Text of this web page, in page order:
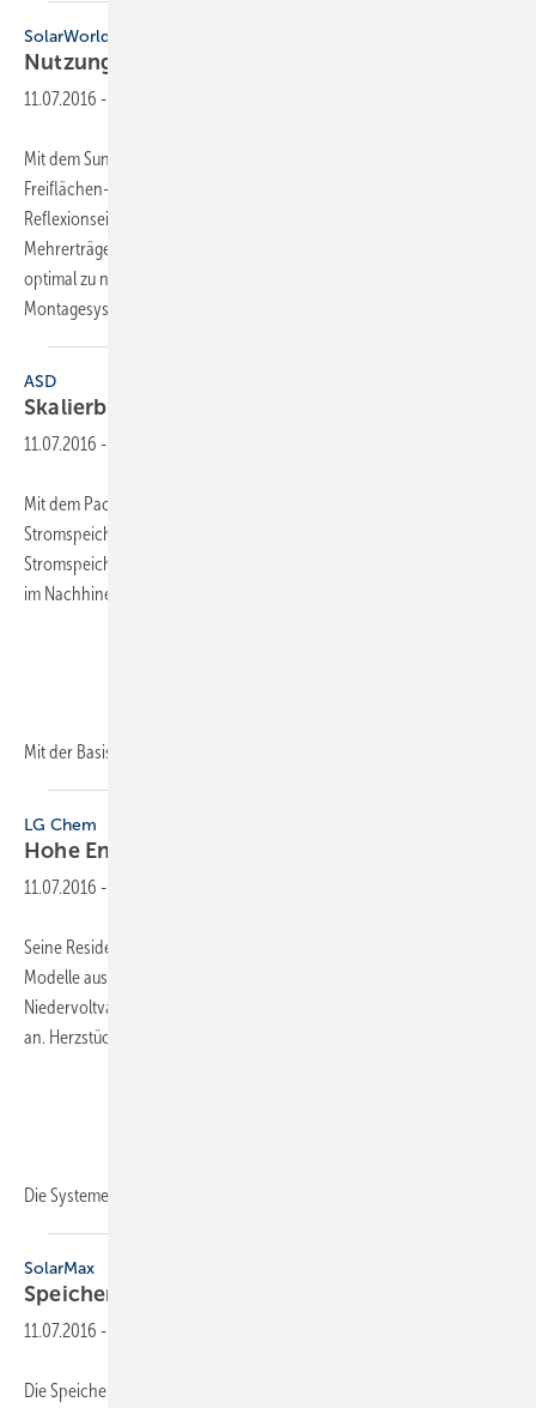
SolarWorld
Nutzung auf Ober- und
11.07.2016 -
Mit dem Sunmodule Bisun bietet SolarWorld ein Modul für
Freiflächen- und Flachdachanlagen. Die Nutzung der
Reflexionseinstrahlung auf der Modulunterseite ermöglicht
Mehrerträge von bis zu 25 % je nach Untergrund. Um diesen Effekt
optimal zu nutzen, hat das Unternehmen ein neues
Montagesystem...
ASD
Skalierbare
11.07.2016 -
Mit dem Pacadu hat ASD Automatic Storage Device eine Steuerung für
Stromspeicher entwickelt. Wer sich einen Pacadu-gesteuerten
Stromspeicher anschafft, legt damit die Grundlage, seinen Speicher
im Nachhinein fast beliebig skalieren zu können.
Mit der Basisausstattung
LG Chem
Hohe Energiedichte und
11.07.2016 -
Seine Residential-Serie für private Anwender baut LG Chem um fünf
Modelle aus. Mit den RESU-Systemen bietet das Unternehmen neben
Niedervoltvarianten (48 V) erstmals auch Hochvoltvarianten (400 V)
an. Herzstück der Speicher ist eine neu entwickelte Batteriezelle.
Die Systeme
SolarMax
Speicherung von
11.07.2016 -
Die Speicherlösung MaxStorage TP-S von SolarMax ist modular